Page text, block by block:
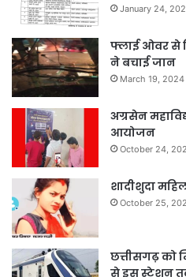
January 24,
फ्लाई ओवर से
ने बचाई जान
March 19, 2024
अग्रसेन
आयोजन
October 24,
शादीशुदा
October 25,
छत्तीसगढ़ को
से इस स्टेशन